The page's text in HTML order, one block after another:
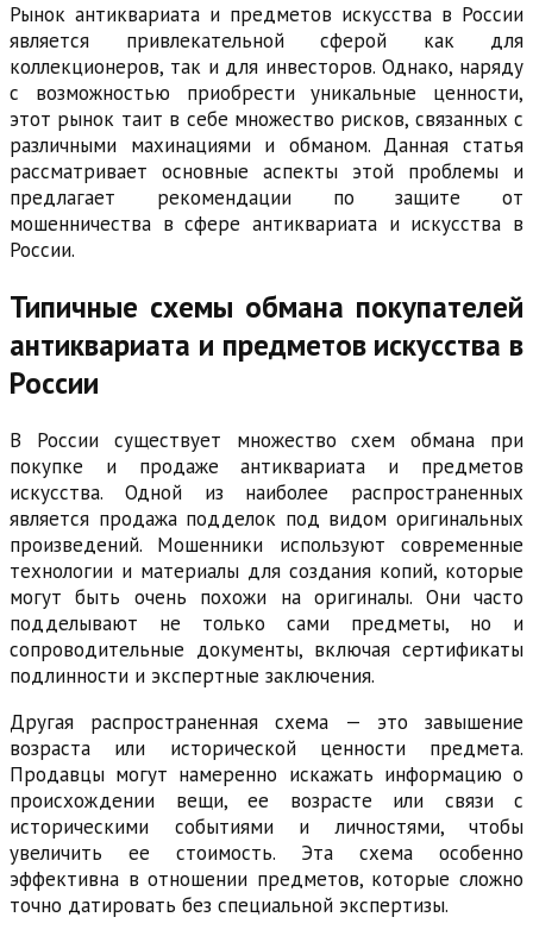
Рынок антиквариата и предметов искусства в России
является привлекательной сферой как для
коллекционеров, так и для инвесторов. Однако, наряду
с возможностью приобрести уникальные ценности,
этот рынок таит в себе множество рисков, связанных с
различными махинациями и обманом. Данная статья
рассматривает основные аспекты этой проблемы и
предлагает рекомендации по защите от
мошенничества в сфере антиквариата и искусства в
России.
Типичные схемы обмана покупателей
антиквариата и предметов искусства в
России
В России существует множество схем обмана при
покупке и продаже антиквариата и предметов
искусства. Одной из наиболее распространенных
является продажа подделок под видом оригинальных
произведений. Мошенники используют современные
технологии и материалы для создания копий, которые
могут быть очень похожи на оригиналы. Они часто
подделывают не только сами предметы, но и
сопроводительные документы, включая сертификаты
подлинности и экспертные заключения.
Другая распространенная схема — это завышение
возраста или исторической ценности предмета.
Продавцы могут намеренно искажать информацию о
происхождении вещи, ее возрасте или связи с
историческими событиями и личностями, чтобы
увеличить ее стоимость. Эта схема особенно
эффективна в отношении предметов, которые сложно
точно датировать без специальной экспертизы.